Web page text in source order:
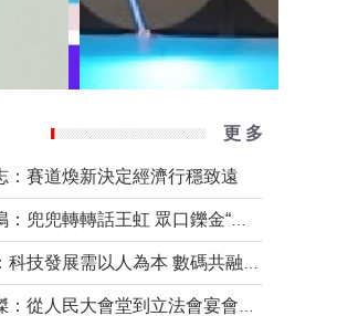
更 多
：賽道煥新決定經濟行穩致遠